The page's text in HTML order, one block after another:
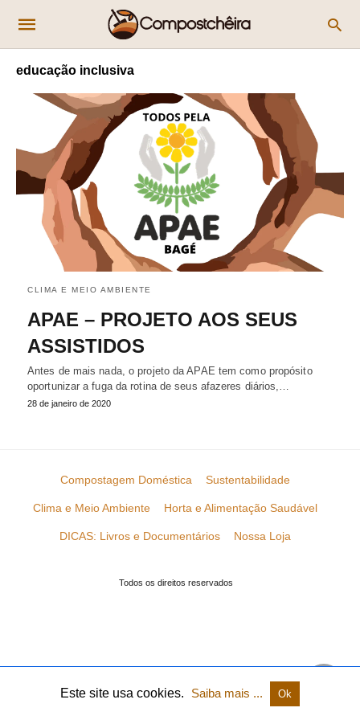
educação inclusiva
CLIMA E MEIO AMBIENTE
APAE – PROJETO AOS SEUS
ASSISTIDOS
Antes de mais nada, o projeto da APAE tem como propósito
oportunizar a fuga da rotina de seus afazeres diários,…
28 de janeiro de 2020
Compostagem Doméstica Sustentabilidade
Clima e Meio Ambiente Horta e Alimentação Saudável
DICAS: Livros e Documentários Nossa Loja
Todos os direitos reservados
Este site usa cookies. Saiba mais ... Ok